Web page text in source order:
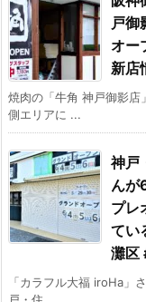
戸御
オー
新店
焼肉の「牛角 神戸御影店
側エリアに ...
神戸
んが
プレ
てい
灘区
「カラフル大福 iroHa」